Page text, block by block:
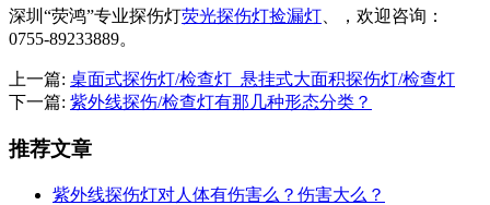
深圳“荧鸿”专业探伤灯荧光探伤灯捡漏灯 、，欢迎咨询：
0755-89233889。
上一篇: 桌面式探伤灯/检查灯_悬挂式大面积探伤灯/检查灯
下一篇: 紫外线探伤/检查灯有那几种形态分类？
推荐文章
紫外线探伤灯对人体有伤害么？伤害大么？